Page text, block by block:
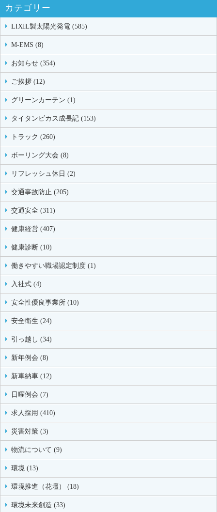
カテゴリー
LIXIL製太陽光発電 (585)
M-EMS (8)
お知らせ (354)
ご挨拶 (12)
グリーンカーテン (1)
タイタンビカス成長記 (153)
トラック (260)
ボーリング大会 (8)
リフレッシュ休日 (2)
交通事故防止 (205)
交通安全 (311)
健康経営 (407)
健康診断 (10)
働きやすい職場認定制度 (1)
入社式 (4)
安全性優良事業所 (10)
安全衛生 (24)
引っ越し (34)
新年例会 (8)
新車納車 (12)
日曜例会 (7)
求人採用 (410)
災害対策 (3)
物流について (9)
環境 (13)
環境推進（花壇） (18)
環境未来創造 (33)